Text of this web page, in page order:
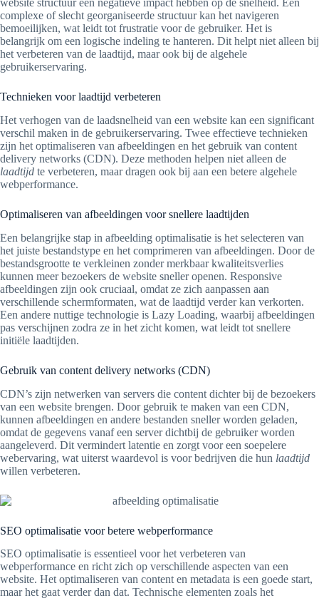
website structuur een negatieve impact hebben op de snelheid. Een
complexe of slecht georganiseerde structuur kan het navigeren
bemoeilijken, wat leidt tot frustratie voor de gebruiker. Het is
belangrijk om een logische indeling te hanteren. Dit helpt niet alleen bij
het verbeteren van de laadtijd, maar ook bij de algehele
gebruikerservaring.
Technieken voor laadtijd verbeteren
Het verhogen van de laadsnelheid van een website kan een significant
verschil maken in de gebruikerservaring. Twee effectieve technieken
zijn het optimaliseren van afbeeldingen en het gebruik van content
delivery networks (CDN). Deze methoden helpen niet alleen de
laadtijd te verbeteren, maar dragen ook bij aan een betere algehele
webperformance.
Optimaliseren van afbeeldingen voor snellere laadtijden
Een belangrijke stap in afbeelding optimalisatie is het selecteren van
het juiste bestandstype en het comprimeren van afbeeldingen. Door de
bestandsgrootte te verkleinen zonder merkbaar kwaliteitsverlies
kunnen meer bezoekers de website sneller openen. Responsive
afbeeldingen zijn ook cruciaal, omdat ze zich aanpassen aan
verschillende schermformaten, wat de laadtijd verder kan verkorten.
Een andere nuttige technologie is Lazy Loading, waarbij afbeeldingen
pas verschijnen zodra ze in het zicht komen, wat leidt tot snellere
initiële laadtijden.
Gebruik van content delivery networks (CDN)
CDN’s zijn netwerken van servers die content dichter bij de bezoekers
van een website brengen. Door gebruik te maken van een CDN,
kunnen afbeeldingen en andere bestanden sneller worden geladen,
omdat de gegevens vanaf een server dichtbij de gebruiker worden
aangeleverd. Dit vermindert latentie en zorgt voor een soepelere
webervaring, wat uiterst waardevol is voor bedrijven die hun laadtijd
willen verbeteren.
SEO optimalisatie voor betere webperformance
SEO optimalisatie is essentieel voor het verbeteren van
webperformance en richt zich op verschillende aspecten van een
website. Het optimaliseren van content en metadata is een goede start,
maar het gaat verder dan dat. Technische elementen zoals het